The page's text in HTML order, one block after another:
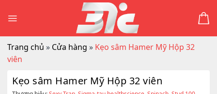
Trang chủ » Cửa hàng » Kẹo sâm Hamer Mỹ Hộp 32
viên
Kẹo sâm Hamer Mỹ Hộp 32 viên